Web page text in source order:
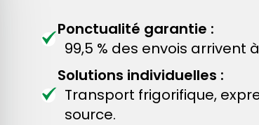
Ponctualité garantie :
99,5 % des envois arrivent
Solutions individuelles :
Transport frigorifique,
source.